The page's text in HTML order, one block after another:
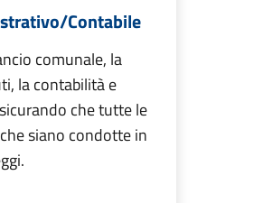
Contabile
comunale, la
la contabilità e
che tutte le
siano condotte in